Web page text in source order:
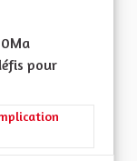
pour
solidarités, les soins